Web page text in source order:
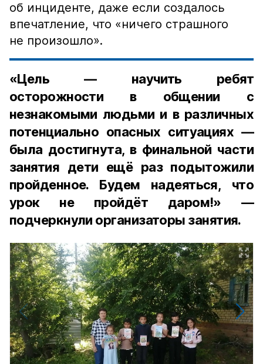
об инциденте, даже если создалось
впечатление, что «ничего страшного
не произошло».
«Цель — научить ребят
осторожности в общении с
незнакомыми людьми и в различных
потенциально опасных ситуациях —
была достигнута, в финальной части
занятия дети ещё раз подытожили
пройденное. Будем надеяться, что
урок не пройдёт даром!» —
подчеркнули организаторы занятия.